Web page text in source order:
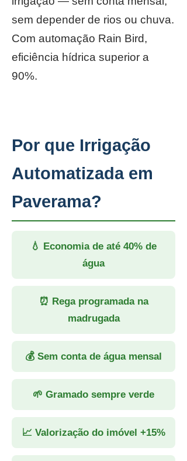
sem depender de rios ou chuva.
Com automação Rain Bird,
eficiência hídrica superior a
90%.
Por que Irrigação
Automatizada em
Paverama?
💧 Economia de até 40% de
água
⏰ Rega programada na
madrugada
💰 Sem conta de água mensal
🌱 Gramado sempre verde
📈 Valorização do imóvel +15%